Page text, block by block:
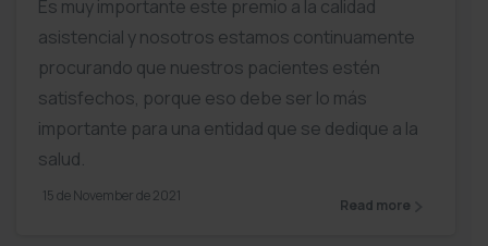
Es muy importante este premio a la calidad
asistencial y nosotros estamos continuamente
procurando que nuestros pacientes estén
satisfechos, porque eso debe ser lo más
importante para una entidad que se dedique a la
salud.
15 de November de 2021
Read more